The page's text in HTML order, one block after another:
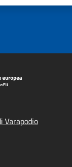
Varapodio